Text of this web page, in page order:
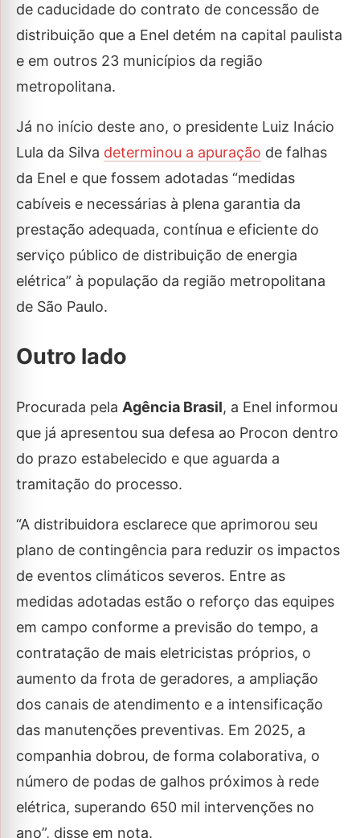
de caducidade do contrato de concessão de
distribuição que a Enel detém na capital paulista
e em outros 23 municípios da região
metropolitana.
Já no início deste ano, o presidente Luiz Inácio
Lula da Silva determinou a apuração de falhas
da Enel e que fossem adotadas “medidas
cabíveis e necessárias à plena garantia da
prestação adequada, contínua e eficiente do
serviço público de distribuição de energia
elétrica” à população da região metropolitana
de São Paulo.
Outro lado
Procurada pela Agência Brasil, a Enel informou
que já apresentou sua defesa ao Procon dentro
do prazo estabelecido e que aguarda a
tramitação do processo.
“A distribuidora esclarece que aprimorou seu
plano de contingência para reduzir os impactos
de eventos climáticos severos. Entre as
medidas adotadas estão o reforço das equipes
em campo conforme a previsão do tempo, a
contratação de mais eletricistas próprios, o
aumento da frota de geradores, a ampliação
dos canais de atendimento e a intensificação
das manutenções preventivas. Em 2025, a
companhia dobrou, de forma colaborativa, o
número de podas de galhos próximos à rede
elétrica, superando 650 mil intervenções no
ano”, disse em nota.